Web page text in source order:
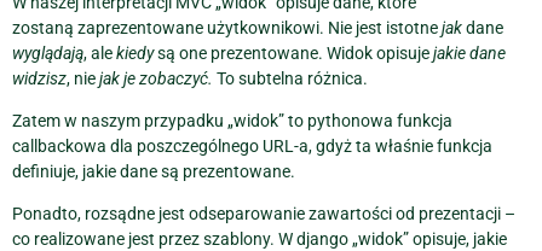
zostaną zaprezentowane użytkownikowi. Nie jest istotnejakdane
wyglądają, alekiedysą one prezentowane. Widok opisujejakie dane
widzisz, niejak je zobaczyć. To subtelna różnica.
Zatem w naszym przypadku „widok” to pythonowa funkcja
callbackowa dla poszczególnego URL-a, gdyż ta właśnie funkcja
definiuje, jakie dane są prezentowane.
Ponadto, rozsądne jest odseparowanie zawartości od prezentacji –
co realizowane jest przez szablony. W django „widok” opisuje, jakie